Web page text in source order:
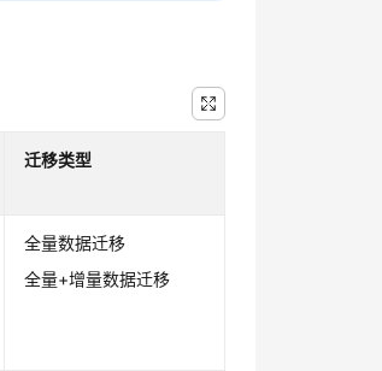
迁移类型
全量数据迁移
全量+增量数据迁移